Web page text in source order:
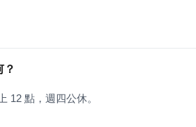
？
12 點，週四公休。